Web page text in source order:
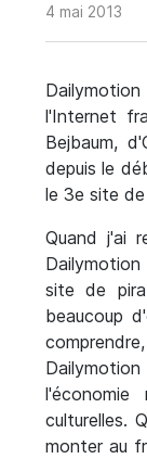
4 mai 2013
Dailymotion
l'Internet
Bejbaum,
depuis le
le 3e site
Quand j'ai
site de
beaucoup
l'économie
culturelles.
monter au